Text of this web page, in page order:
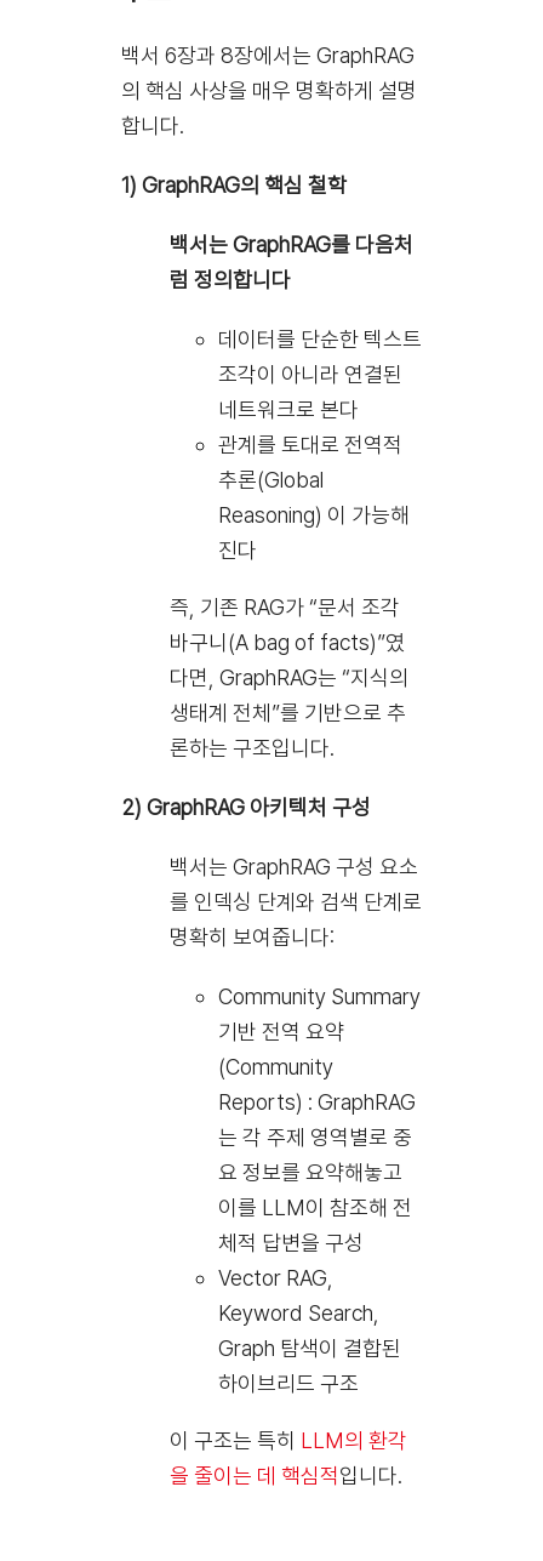
백서 6장과 8장에서는 GraphRAG
의 핵심 사상을 매우 명확하게 설명
합니다.
1) GraphRAG의 핵심 철학
백서는 GraphRAG를 다음처
럼 정의합니다
데이터를 단순한 텍스트
조각이 아니라 연결된
네트워크로 본다
관계를 토대로 전역적
추론(Global
Reasoning) 이 가능해
진다
즉, 기존 RAG가 “문서 조각
바구니(A bag of facts)”였
다면, GraphRAG는 “지식의
생태계 전체”를 기반으로 추
론하는 구조입니다.
2) GraphRAG 아키텍처 구성
백서는 GraphRAG 구성 요소
를 인덱싱 단계와 검색 단계로
명확히 보여줍니다:
Community Summary
기반 전역 요약
(Community
Reports) : GraphRAG
는 각 주제 영역별로 중
요 정보를 요약해놓고
이를 LLM이 참조해 전
체적 답변을 구성
Vector RAG,
Keyword Search,
Graph 탐색이 결합된
하이브리드 구조
이 구조는 특히 LLM의 환각
을 줄이는 데 핵심적입니다.